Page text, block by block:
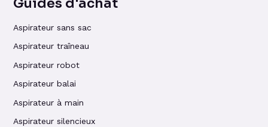
Guides d'achat
Aspirateur sans sac
Aspirateur traîneau
Aspirateur robot
Aspirateur balai
Aspirateur à main
Aspirateur silencieux